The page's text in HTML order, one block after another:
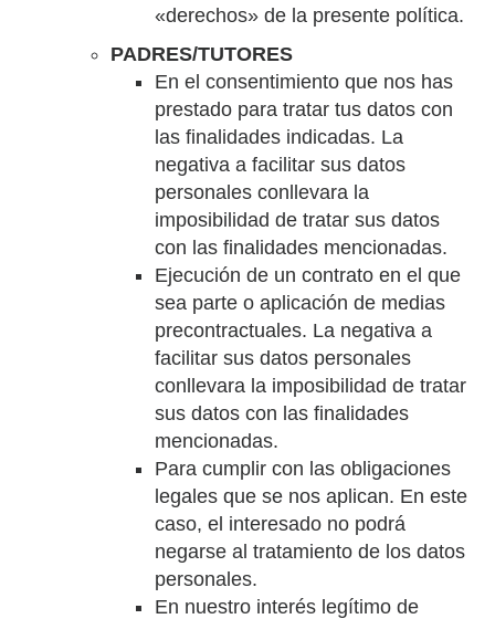
«derechos» de la presente política.
PADRES/TUTORES
En el consentimiento que nos has
prestado para tratar tus datos con
las finalidades indicadas. La
negativa a facilitar sus datos
personales conllevara la
imposibilidad de tratar sus datos
con las finalidades mencionadas.
Ejecución de un contrato en el que
sea parte o aplicación de medias
precontractuales. La negativa a
facilitar sus datos personales
conllevara la imposibilidad de tratar
sus datos con las finalidades
mencionadas.
Para cumplir con las obligaciones
legales que se nos aplican. En este
caso, el interesado no podrá
negarse al tratamiento de los datos
personales.
En nuestro interés legítimo de